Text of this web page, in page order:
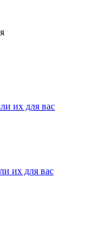
их для вас
их для вас